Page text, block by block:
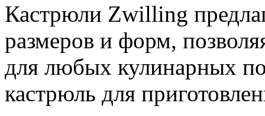
Кастрюли Zwilling
размеров и форм,
для любых кулинарных
кастрюль для